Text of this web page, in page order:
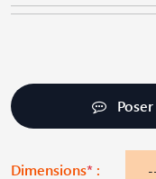
Dimensions* :